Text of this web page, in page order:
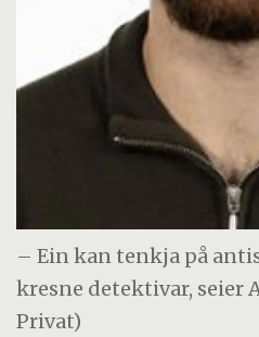
– Ein kan tenkja på
kresne detektivar, seier
Privat)